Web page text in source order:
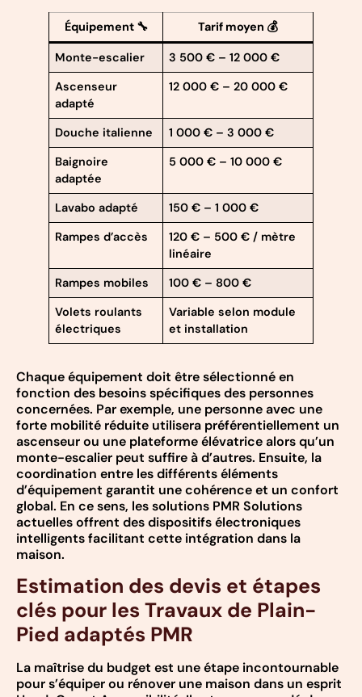
Équipement 🔧 Tarif moyen 💰
Monte-escalier
3 500 € – 12 000 €
Ascenseur
adapté
12 000 € – 20 000 €
Douche italienne
1 000 € – 3 000 €
Baignoire
adaptée
5 000 € – 10 000 €
Lavabo adapté
150 € – 1 000 €
Rampes d’accès
120 € – 500 € / mètre
linéaire
Rampes mobiles
100 € – 800 €
Volets roulants
électriques
Variable selon module
et installation
Chaque équipement doit être sélectionné en
fonction des besoins spécifiques des personnes
concernées. Par exemple, une personne avec une
forte mobilité réduite utilisera préférentiellement un
ascenseur ou une plateforme élévatrice alors qu’un
monte-escalier peut suffire à d’autres. Ensuite, la
coordination entre les différents éléments
d’équipement garantit une cohérence et un confort
global. En ce sens, les solutions PMR Solutions
actuelles offrent des dispositifs électroniques
intelligents facilitant cette intégration dans la
maison.
Estimation des devis et étapes
clés pour les Travaux de Plain-
Pied adaptés PMR
La maîtrise du budget est une étape incontournable
pour s’équiper ou rénover une maison dans un esprit